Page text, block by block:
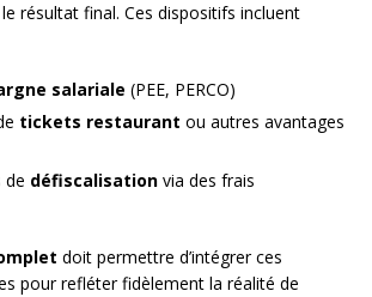
résultat final. Ces dispositifs incluent
salariale (PEE, PERCO)
tickets restaurant ou autres avantages
de défiscalisation via des frais
doit permettre d’intégrer ces
pour refléter fidèlement la réalité de